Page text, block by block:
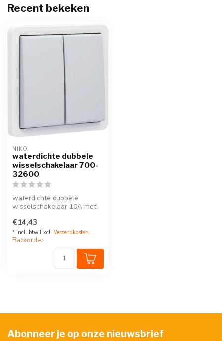
Recent bekeken
NIKO
waterdichte dubbele
wisselschakelaar 700-
32600
waterdichte dubbele
wisselschakelaar 10A met
opbouwdoo...
€14,43
* Incl. btw Excl. Verzendkosten
Backorder
Abonneer je op onze nieuwsbrief